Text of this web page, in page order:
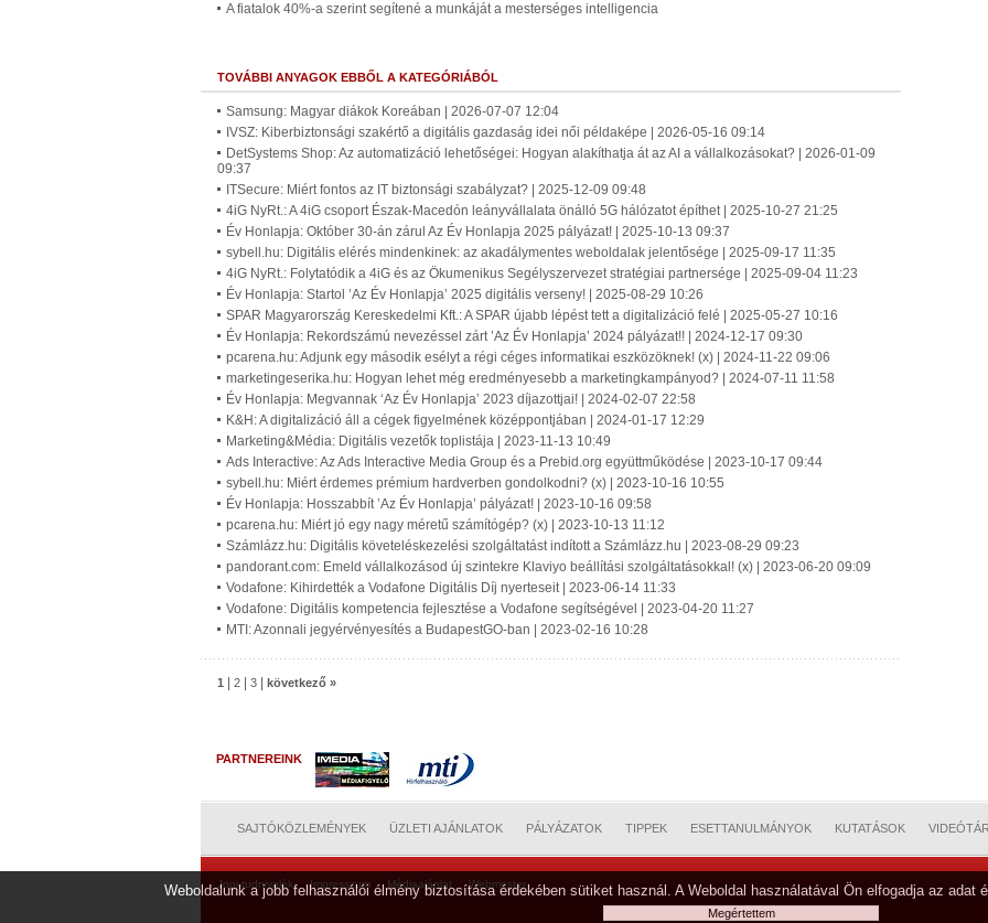
A fiatalok 40%-a szerint segítené a munkáját a mesterséges intelligencia
TOVÁBBI ANYAGOK EBBŐL A KATEGÓRIÁBÓL
Samsung: Magyar diákok Koreában | 2026-07-07 12:04
IVSZ: Kiberbiztonsági szakértő a digitális gazdaság idei női példaképe | 2026-05-16 09:14
DetSystems Shop: Az automatizáció lehetőségei: Hogyan alakíthatja át az AI a vállalkozásokat? | 2026-01-09
09:37
ITSecure: Miért fontos az IT biztonsági szabályzat? | 2025-12-09 09:48
4iG NyRt.: A 4iG csoport Észak-Macedón leányvállalata önálló 5G hálózatot építhet | 2025-10-27 21:25
Év Honlapja: Október 30-án zárul Az Év Honlapja 2025 pályázat! | 2025-10-13 09:37
sybell.hu: Digitális elérés mindenkinek: az akadálymentes weboldalak jelentősége | 2025-09-17 11:35
4iG NyRt.: Folytatódik a 4iG és az Ökumenikus Segélyszervezet stratégiai partnersége | 2025-09-04 11:23
Év Honlapja: Startol ’Az Év Honlapja’ 2025 digitális verseny! | 2025-08-29 10:26
SPAR Magyarország Kereskedelmi Kft.: A SPAR újabb lépést tett a digitalizáció felé | 2025-05-27 10:16
Év Honlapja: Rekordszámú nevezéssel zárt ’Az Év Honlapja’ 2024 pályázat!! | 2024-12-17 09:30
pcarena.hu: Adjunk egy második esélyt a régi céges informatikai eszközöknek! (x) | 2024-11-22 09:06
marketingeserika.hu: Hogyan lehet még eredményesebb a marketingkampányod? | 2024-07-11 11:58
Év Honlapja: Megvannak ‘Az Év Honlapja’ 2023 díjazottjai! | 2024-02-07 22:58
K&H: A digitalizáció áll a cégek figyelmének középpontjában | 2024-01-17 12:29
Marketing&Média: Digitális vezetők toplistája | 2023-11-13 10:49
Ads Interactive: Az Ads Interactive Media Group és a Prebid.org együttműködése | 2023-10-17 09:44
sybell.hu: Miért érdemes prémium hardverben gondolkodni? (x) | 2023-10-16 10:55
Év Honlapja: Hosszabbít ’Az Év Honlapja’ pályázat! | 2023-10-16 09:58
pcarena.hu: Miért jó egy nagy méretű számítógép? (x) | 2023-10-13 11:12
Számlázz.hu: Digitális követeléskezelési szolgáltatást indított a Számlázz.hu | 2023-08-29 09:23
pandorant.com: Emeld vállalkozásod új szintekre Klaviyo beállítási szolgáltatásokkal! (x) | 2023-06-20 09:09
Vodafone: Kihirdették a Vodafone Digitális Díj nyerteseit | 2023-06-14 11:33
Vodafone: Digitális kompetencia fejlesztése a Vodafone segítségével | 2023-04-20 11:27
MTI: Azonnali jegyérvényesítés a BudapestGO-ban | 2023-02-16 10:28
1 2 3 következő »
PARTNEREINK
SAJTÓKÖZLEMÉNYEK ÜZLETI AJÁNLATOK PÁLYÁZATOK TIPPEK ESETTANULMÁNYOK KUTATÁSOK VIDEÓTÁR
Jogi tudnivalók Impresszum Médiaajánlat Webmester
Weboldalunk a jobb felhasználói élmény biztosítása érdekében sütiket használ. A Weboldal használatával Ön elfogadja az